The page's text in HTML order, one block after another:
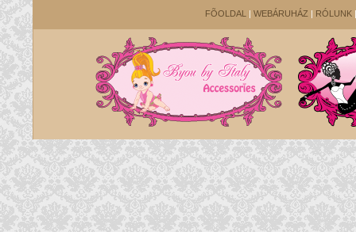
FÕOLDAL | WEBÁRUHÁZ | RÓLUNK